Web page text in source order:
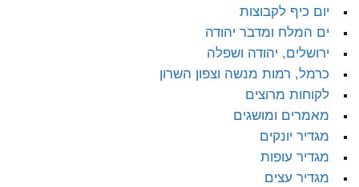
יום כיף לקבוצות
ים המלח ומדבר יהודה
ירושלים, יהודה ושפלה
כרמל, רמות מנשה וצפון השרון
לקוחות מרוצים
מאמרים ומושגים
מגדיר יונקים
מגדיר עופות
מגדיר עצים